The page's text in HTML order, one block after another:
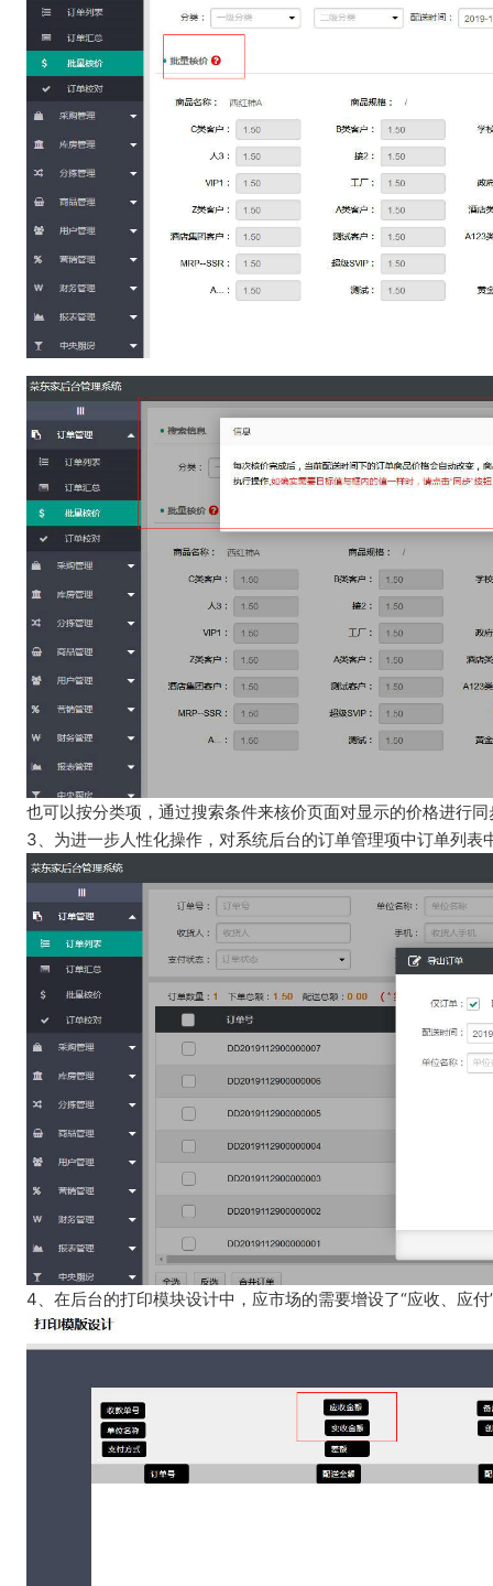
也可以按分类项，通过搜索条件来核价页面对显示的价格进行
3、为进一步人性化操作，对系统后台的订单管理项中订单列
4、在后台的打印模块设计中，应市场的需要增设了“应收、应